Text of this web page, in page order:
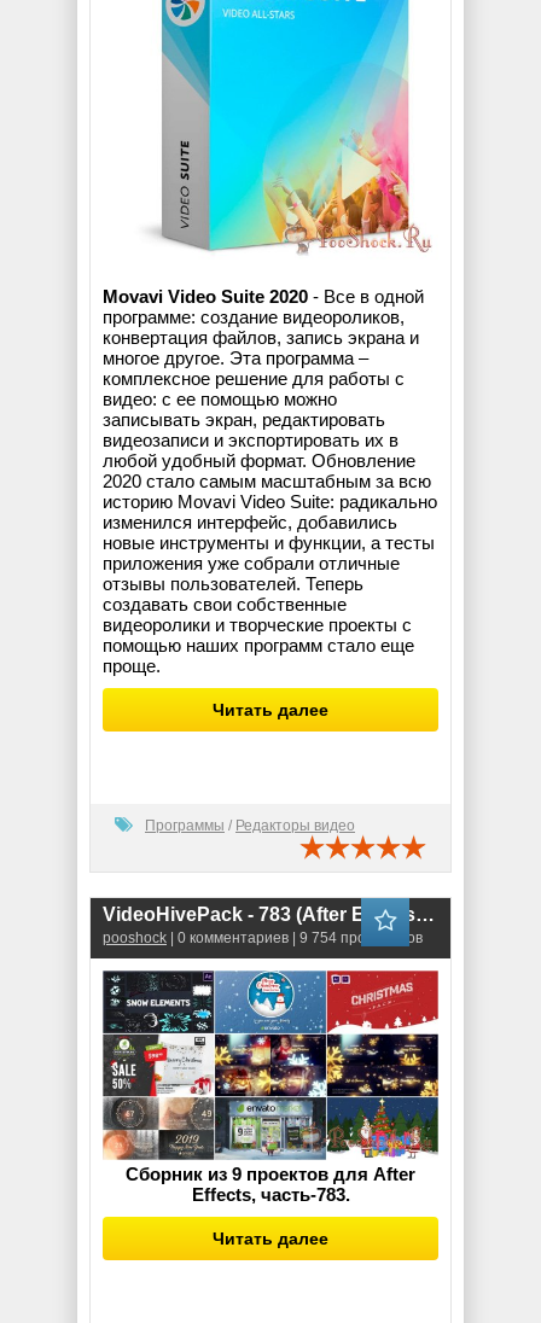
Movavi Video Suite 2020 - Все в одной
программе: создание видеороликов,
конвертация файлов, запись экрана и
многое другое. Эта программа –
комплексное решение для работы с
видео: с ее помощью можно
записывать экран, редактировать
видеозаписи и экспортировать их в
любой удобный формат. Обновление
2020 стало самым масштабным за всю
историю Movavi Video Suite: радикально
изменился интерфейс, добавились
новые инструменты и функции, а тесты
приложения уже собрали отличные
отзывы пользователей. Теперь
создавать свои собственные
видеоролики и творческие проекты с
помощью наших программ стало еще
проще.
Читать далее
Программы / Редакторы видео
VideoHivePack - 783 (After Effects Projects Pack) - [Christmas]
pooshock | 0 комментариев | 9 754 просмотров
Сборник из 9 проектов для After
Effects, часть-783.
Читать далее